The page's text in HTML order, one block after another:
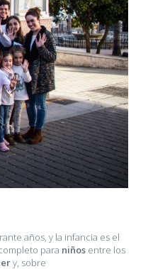
años, y la infancia es el
para niños entre los
y, sobre